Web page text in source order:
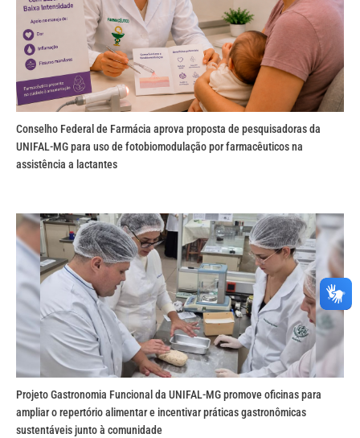
Conselho Federal de Farmácia aprova proposta de pesquisadoras da
UNIFAL-MG para uso de fotobiomodulação por farmacêuticos na
assistência a lactantes
Projeto Gastronomia Funcional da UNIFAL-MG promove oficinas para
ampliar o repertório alimentar e incentivar práticas gastronômicas
sustentáveis junto à comunidade